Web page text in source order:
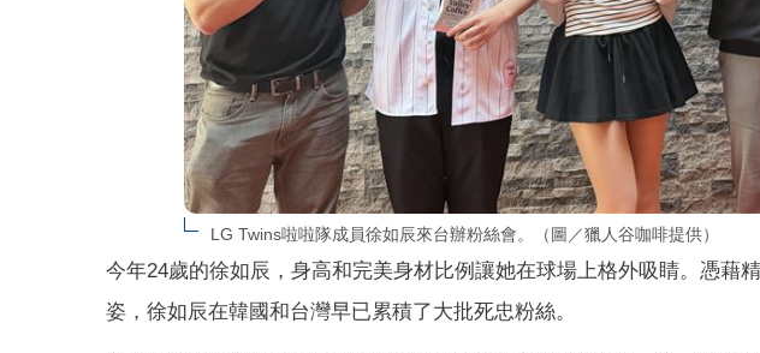
LG Twins啦啦隊成員徐如辰來台辦粉絲會。（圖／獵人谷咖啡提供）
今年24歲的徐如辰，身高和完美身材比例讓她在球場上格外吸睛。憑藉
姿，徐如辰在韓國和台灣早已累積了大批死忠粉絲。